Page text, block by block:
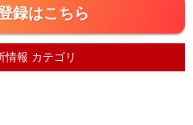
録はこちら
情報 カテゴリ